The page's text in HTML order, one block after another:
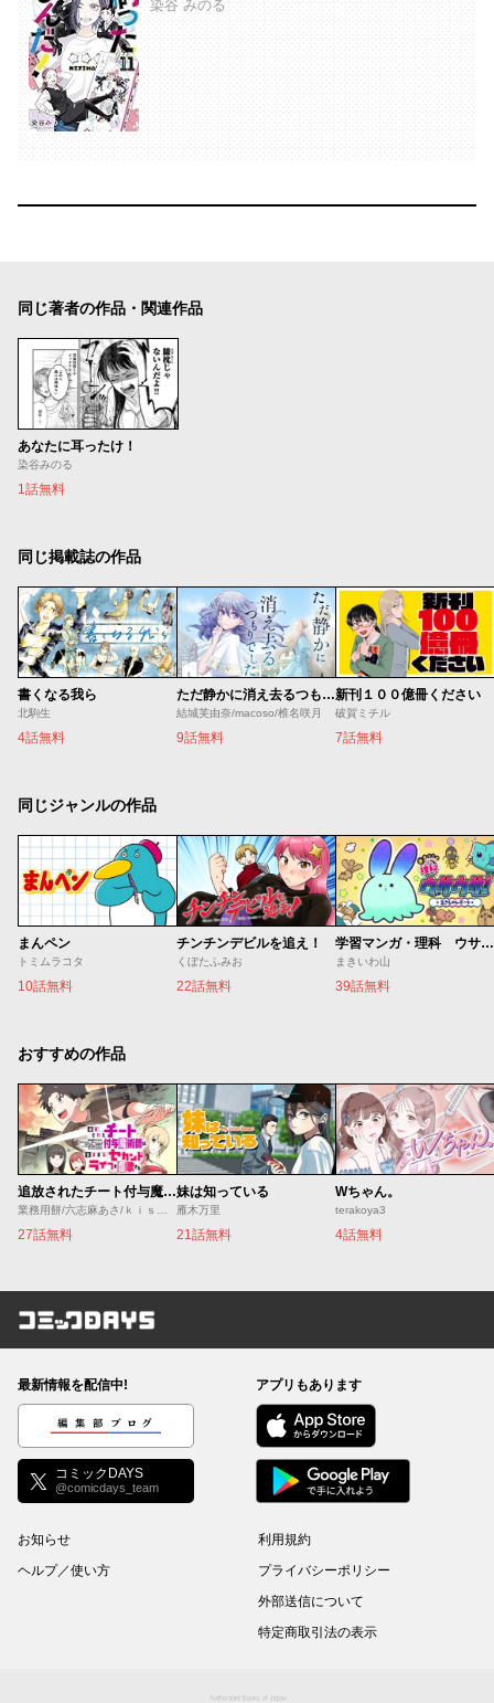
染谷 みのる
同じ著者の作品・関連作品
あなたに耳ったけ！
染谷みのる
1話無料
同じ掲載誌の作品
書くなる我ら
北駒生
4話無料
ただ静かに消え去るつもりでした
結城芙由奈/macoso/椎名咲月
9話無料
新刊１００億冊ください
破賀ミチル
7話無料
同じジャンルの作品
まんペン
トミムラコタ
10話無料
チンチンデビルを追え！
くぼたふみお
22話無料
学習マンガ・理科 ウサウサ！
まきいわ山
39話無料
おすすめの作品
追放されたチート付与魔術師は気ままなセカンドライフを謳歌する。 ～俺は武器だけじゃなく、あらゆるものに『強化ポイント』を付与できるし、俺の意思でいつでも効果を解除できるけど、残った人たち大丈夫？～
27話無料
妹は知っている
雁木万里
21話無料
Wちゃん。
terakoya3
4話無料
コミックDAYS
最新情報を配信中!
編集部ブログ
コミックDAYS
@comicdays_team
アプリもあります
お知らせ
ヘルプ／使い方
利用規約
プライバシーポリシー
外部送信について
特定商取引法の表示